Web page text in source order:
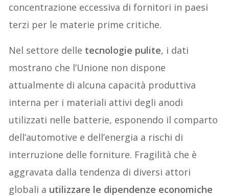
concentrazione eccessiva di fornitori in paesi
terzi per le materie prime critiche.
Nel settore delle tecnologie pulite, i dati
mostrano che l’Unione non dispone
attualmente di alcuna capacità produttiva
interna per i materiali attivi degli anodi
utilizzati nelle batterie, esponendo il comparto
dell’automotive e dell’energia a rischi di
interruzione delle forniture. Fragilità che è
aggravata dalla tendenza di diversi attori
globali a utilizzare le dipendenze economiche